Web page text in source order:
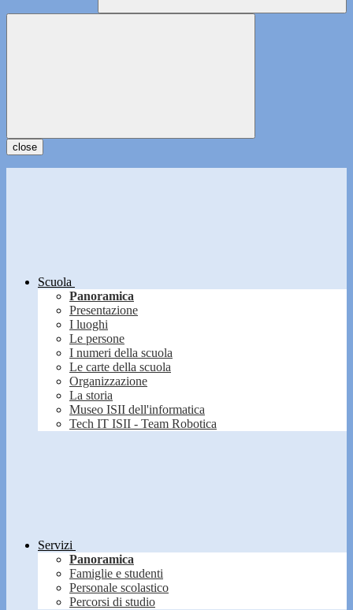
close
Scuola
Panoramica
Presentazione
I luoghi
Le persone
I numeri della scuola
Le carte della scuola
Organizzazione
La storia
Museo ISII dell'informatica
Tech IT ISII - Team Robotica
Servizi
Panoramica
Famiglie e studenti
Personale scolastico
Percorsi di studio